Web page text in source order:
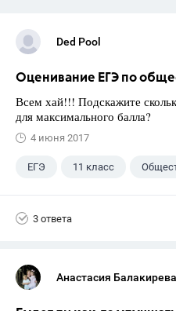
Ded Pool
Оценивание ЕГЭ по
Всем хай!!! Подскажите
для максимального балла?
4 июня 2017
ЕГЭ 11 класс
3 ответа
Анастасия Балакирева